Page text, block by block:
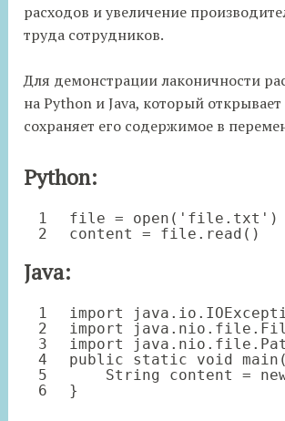
расходов и увеличение
труда сотрудников.
Для демонстрации лаконичности
на Python и Java, который
сохраняет его содержимое в
Python:
1
2
file = open ( 'file.txt' )
content = file .read()
Java:
1
2
3
4
5
6
import
import
import
public
static void
String content =
}